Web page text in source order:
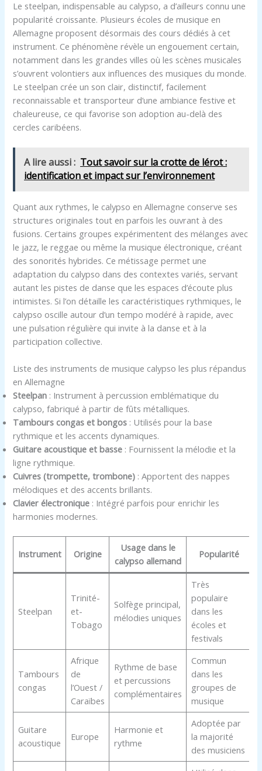
Le steelpan, indispensable au calypso, a d’ailleurs connu une
popularité croissante. Plusieurs écoles de musique en
Allemagne proposent désormais des cours dédiés à cet
instrument. Ce phénomène révèle un engouement certain,
notamment dans les grandes villes où les scènes musicales
s’ouvrent volontiers aux influences des musiques du monde.
Le steelpan crée un son clair, distinctif, facilement
reconnaissable et transporteur d’une ambiance festive et
chaleureuse, ce qui favorise son adoption au-delà des
cercles caribéens.
A lire aussi : Tout savoir sur la crotte de lérot :
identification et impact sur l’environnement
Quant aux rythmes, le calypso en Allemagne conserve ses
structures originales tout en parfois les ouvrant à des
fusions. Certains groupes expérimentent des mélanges avec
le jazz, le reggae ou même la musique électronique, créant
des sonorités hybrides. Ce métissage permet une
adaptation du calypso dans des contextes variés, servant
autant les pistes de danse que les espaces d’écoute plus
intimistes. Si l’on détaille les caractéristiques rythmiques, le
calypso oscille autour d’un tempo modéré à rapide, avec
une pulsation régulière qui invite à la danse et à la
participation collective.
Liste des instruments de musique calypso les plus répandus
en Allemagne
Steelpan : Instrument à percussion emblématique du
calypso, fabriqué à partir de fûts métalliques.
Tambours congas et bongos : Utilisés pour la base
rythmique et les accents dynamiques.
Guitare acoustique et basse : Fournissent la mélodie et la
ligne rythmique.
Cuivres (trompette, trombone) : Apportent des nappes
mélodiques et des accents brillants.
Clavier électronique : Intégré parfois pour enrichir les
harmonies modernes.
Instrument Origine
Usage dans le
calypso allemand
Popularité
Steelpan
Trinité-
et-
Tobago
Solfège principal,
mélodies uniques
Très
populaire
dans les
écoles et
festivals
Tambours
congas
Afrique
de
l’Ouest /
Caraïbes
Rythme de base
et percussions
complémentaires
Commun
dans les
groupes de
musique
Guitare
acoustique
Europe
Harmonie et
rythme
Adoptée par
la majorité
des musiciens